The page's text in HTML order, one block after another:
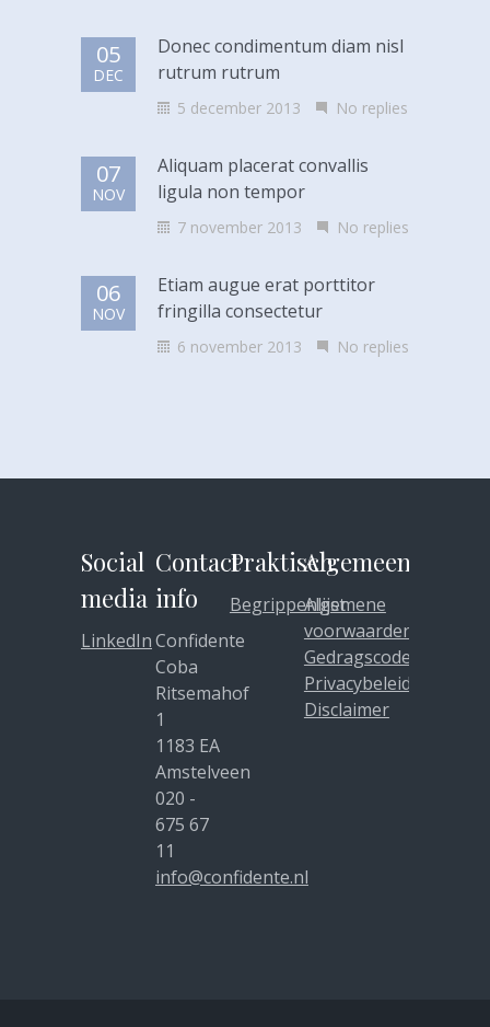
05
DEC
Donec condimentum diam nisl
rutrum rutrum
5 december 2013 No replies
07
NOV
Aliquam placerat convallis
ligula non tempor
7 november 2013 No replies
06
NOV
Etiam augue erat porttitor
fringilla consectetur
6 november 2013 No replies
Social
media
LinkedIn
Contact
info
Confidente
Coba
Ritsemahof
1
1183 EA
Amstelveen
020 -
675 67
11
info@confidente.nl
Praktisch
Begrippenlijst
Algemeen
Algemene
voorwaarden
Gedragscode
Privacybeleid
Disclaimer